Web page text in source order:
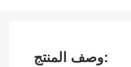
وصف المنتج: